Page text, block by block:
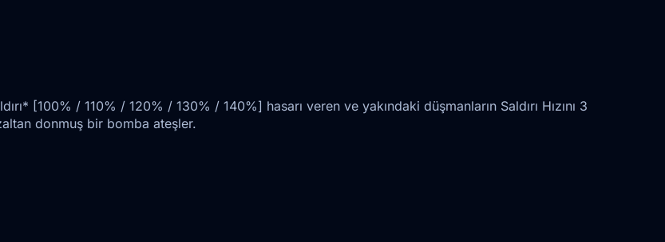
[100% / 110% / 120% / 130% / 140%] hasarı veren ve yakındaki düşmanların Saldırı Hızını 3
donmuş bir bomba ateşler.